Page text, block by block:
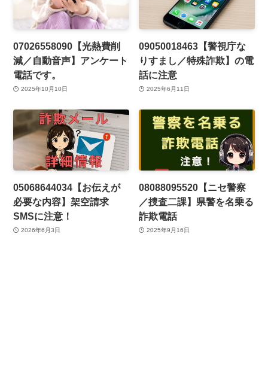
07026558090【光熱費削
減／自動音声】アンケート
電話です。
2025年10月10日
09050018463【警視庁な
りすまし／特殊詐欺】の電
話に注意
2025年6月11日
05068644034【お伝えが
必要な内容】架空請求
SMSに注意！
2026年6月3日
08088095520【ニセ警察
／捜査二課】県警を名乗る
詐欺電話
2025年9月16日